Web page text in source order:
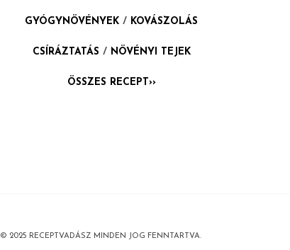
GYÓGYNÖVÉNYEK / KOVÁSZOLÁS
CSÍRÁZTATÁS / NÖVÉNYI TEJEK
ÖSSZES RECEPT››
© 2025 RECEPTVADÁSZ MINDEN JOG FENNTARTVA.